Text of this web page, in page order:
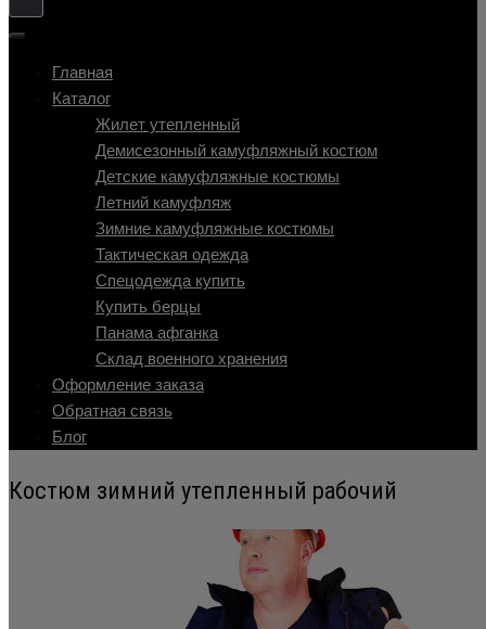
Показать/
навигацию
Главная
Каталог
Жилет утепленный
Демисезонный камуфляжный костюм
Детские камуфляжные костюмы
Летний камуфляж
Зимние камуфляжные костюмы
Тактическая одежда
Cпецодежда купить
Купить берцы
Панама афганка
Склад военного хранения
Оформление заказа
Обратная связь
Блог
Костюм зимний утепленный рабочий